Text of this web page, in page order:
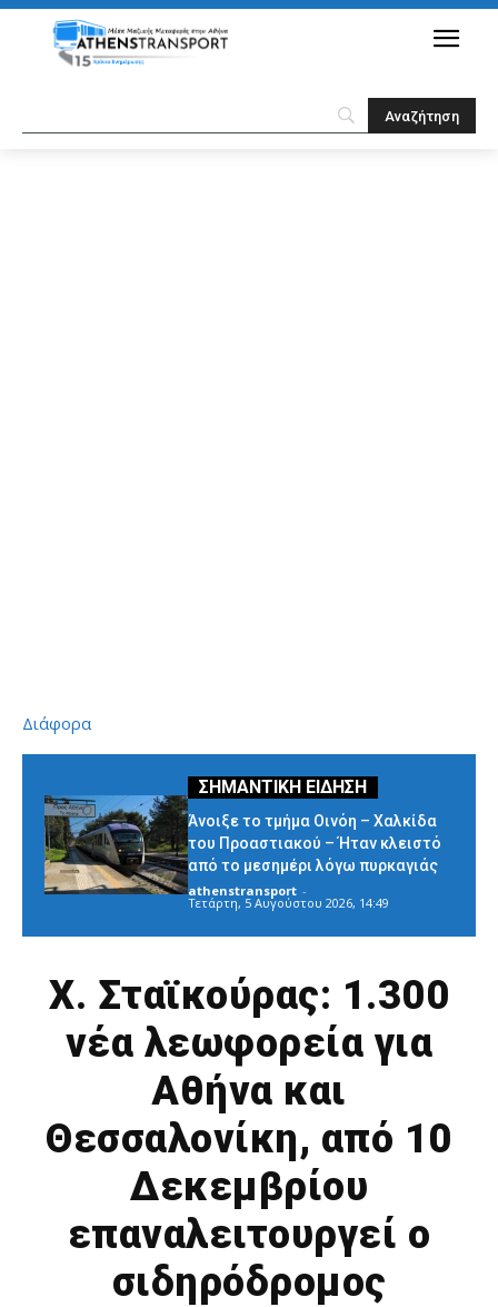
Διάφορα
Άνοιξε το τμήμα Οινόη – Χαλκίδα
του Προαστιακού – Ήταν κλειστό
από το μεσημέρι λόγω πυρκαγιάς
athenstransport -
Τετάρτη, 5 Αυγούστου 2026, 14:49
Χ. Σταϊκούρας: 1.300
νέα λεωφορεία για
Αθήνα και
Θεσσαλονίκη, από 10
Δεκεμβρίου
επαναλειτουργεί ο
σιδηρόδρομος